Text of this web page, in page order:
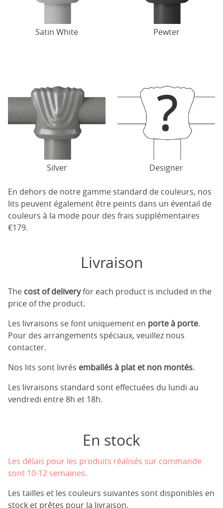
Satin White Pewter
Silver Designer
En dehors de notre gamme standard de couleurs, nos
lits peuvent également être peints dans un éventail de
couleurs à la mode pour des frais supplémentaires
€179.
Livraison
The cost of deliveryfor each product is included in the
price of the product.
Les livraisons se font uniquement en porte à porte.
Pour des arrangements spéciaux, veuillez nous
contacter.
Nos lits sont livrés emballés à plat et non montés.
Les livraisons standard sont effectuées du lundi au
vendredi entre 8h et 18h.
En stock
Les délais pour les produits réalisés sur commande
sont 10-12 semaines.
Les tailles et les couleurs suivantes sont disponibles en
stock et prêtes pour la livraison.